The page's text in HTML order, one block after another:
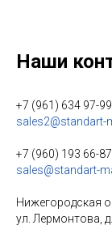
Наши
+7 (961) 634 97-99
sales2@standart-
+7 (960) 193 66-87
sales@standart-
Нижегородская
ул. Лермонтова,